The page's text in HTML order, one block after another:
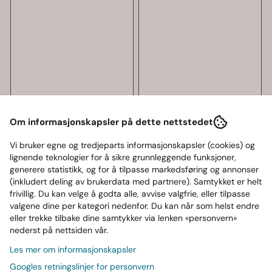
Proteinfabrikken
Big 100 Cookies &
Cream Proteinbar 1 stk
x 100g
40,-
På lager
Kjøp
Proteinfabrikken
Big 100 Proteinbar
Salty Caramel
Chocolate 1 stk ...
40,-
På lager
Kjøp
Om informasjonskapsler på dette nettstedet
Vi bruker egne og tredjeparts informasjonskapsler (cookies) og
lignende teknologier for å sikre grunnleggende funksjoner,
generere statistikk, og for å tilpasse markedsføring og annonser
(inkludert deling av brukerdata med partnere). Samtykket er helt
frivillig. Du kan velge å godta alle, avvise valgfrie, eller tilpasse
valgene dine per kategori nedenfor. Du kan når som helst endre
eller trekke tilbake dine samtykker via lenken «personvern»
nederst på nettsiden vår.
Les mer om informasjonskapsler
Googles retningslinjer for personvern